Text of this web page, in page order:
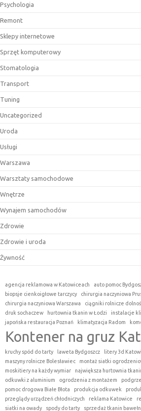
Psychologia
Remont
Sklepy internetowe
Sprzęt komputerowy
Stomatologia
Transport
Tuning
Uncategorized
Uroda
Usługi
Warszawa
Warsztaty samochodowe
Wnętrze
Wynajem samochodów
Zdrowie
Zdrowie i uroda
Żywność
agencja reklamowa w Katowiceach
auto pomoc
biopsje cienkoigłowe tarczycy
chirurgia naczyniowa
chirurgia naczyniowa Warszawa
ciągniki rolnicze
druk sochaczew
hurtownia tkanin w Łodzi
instalacje
japońska restauracja Poznań
klimatyzacja Radom
Kontener na gruz
kruchy spód do tarty laweta Bydgoszcz
litery 3d
maszyny rolnicze Bolesławiec
montaż siatki
moskitiery na każdy wymiar
największa hurtownia
odkuwki z aluminium
ogrodzenia z montażem
pomoc drogowa Białe Błota
produkcja odkuwek
przeglądy urządzeń chłodniczych
reklama Katowice
siatki na owady
spody do tarty sprzedaż tkanin